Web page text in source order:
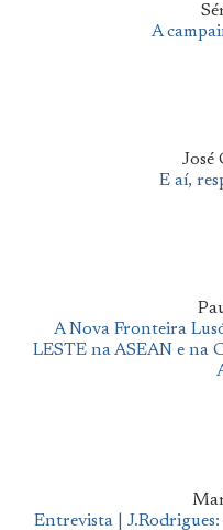
A
José
E aí,
A Nova Fronteira
LESTE na ASEAN e na
Entrevista |